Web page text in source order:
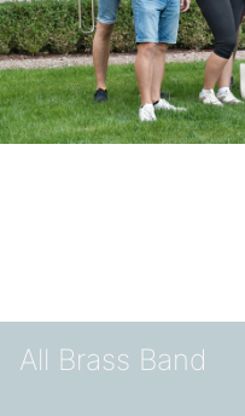
All Brass Band